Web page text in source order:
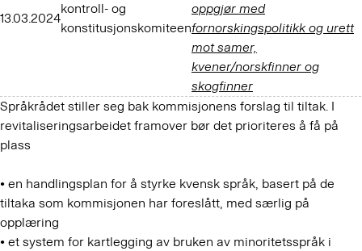
13.03.2024
kontroll- og
konstitusjonskomiteen
oppgjør med
fornorskingspolitikk og urett
mot samer,
kvener/norskfinner og
skogfinner
Språkrådet stiller seg bak kommisjonens forslag til tiltak. I
revitaliseringsarbeidet framover bør det prioriteres å få på
plass
• en handlingsplan for å styrke kvensk språk, basert på de
tiltaka som kommisjonen har foreslått, med særlig på
opplæring
• et system for kartlegging av bruken av minoritetsspråk i